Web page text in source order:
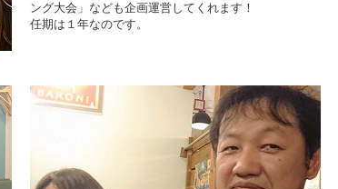
ング大会」なども企画運営してくれます！
任期は１年なのです。